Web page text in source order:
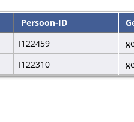
Persoon-ID
I122459
I122310